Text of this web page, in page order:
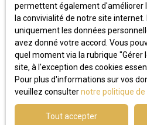
permettent également d'améliorer
la convivialité de notre site internet.
uniquement les données
avez donné votre accord. Vous
quel moment via la rubrique ″Gérer
site, à l'exception des cookies
Pour plus d'informations sur vos
veuillez consulternotre politique
Tout accepter